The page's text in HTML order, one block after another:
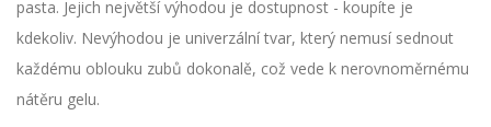
pasta. Jejich největší výhodou je dostupnost - koupíte je
kdekoliv. Nevýhodou je univerzální tvar, který nemusí sednout
každému oblouku zubů dokonalě, což vede k nerovnoměrnému
nátěru gelu.